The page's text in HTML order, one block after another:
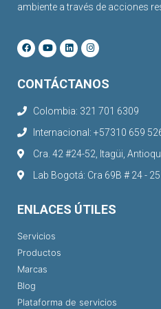
ambiente a través de acciones
CONTÁCTANOS
Colombia: 321 701 6309
Internacional: +57310 659
Cra. 42 #24-52, Itagüi,
Lab Bogotá: Cra 69B # 24 -
ENLACES ÚTILES
Servicios
Productos
Marcas
Blog
Plataforma de servicios